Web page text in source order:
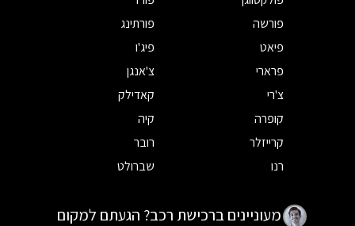
פורשה
פורתינג
פיאט
פיג'ו
פרארי
צ'אנגן
צ'רי
קאדילק
קופרה
קיה
קרייזלר
רובר
רנו
שברולט
מעוניינים ברכישת רכב? הגעתם למקום